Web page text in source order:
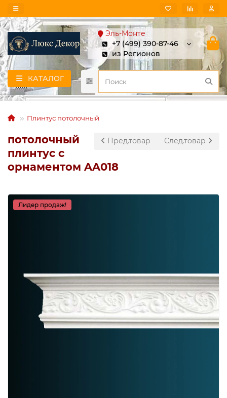
Эль-Монте
+7 (499) 390-87-46
из Регионов
КАТАЛОГ
Плинтус потолочный
Пред.товар След.товар
потолочный
плинтус с
орнаментом AA018
Лидер продаж!